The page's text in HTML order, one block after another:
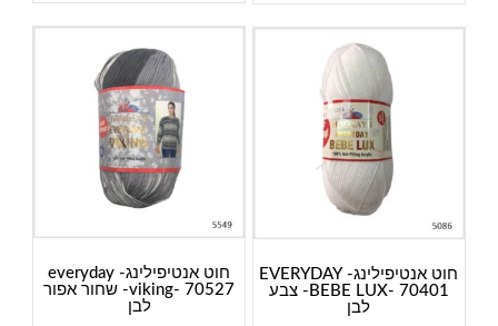
חוט אנטיפילינג- everyday
viking- 70527- שחור אפור
לבן
חוט אנטיפילינג- EVERYDAY
BEBE LUX- 70401- צבע
לבן